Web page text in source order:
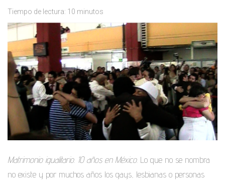
Tiempo de lectura: 10 minutos
Matrimonio igualitario. 10 años en México. Lo que no se nombra
no existe y por muchos años los gays, lesbianas o personas